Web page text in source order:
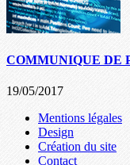
COMMUNIQUE DE
19/05/2017
Mentions légales
Design
Création du site
Contact